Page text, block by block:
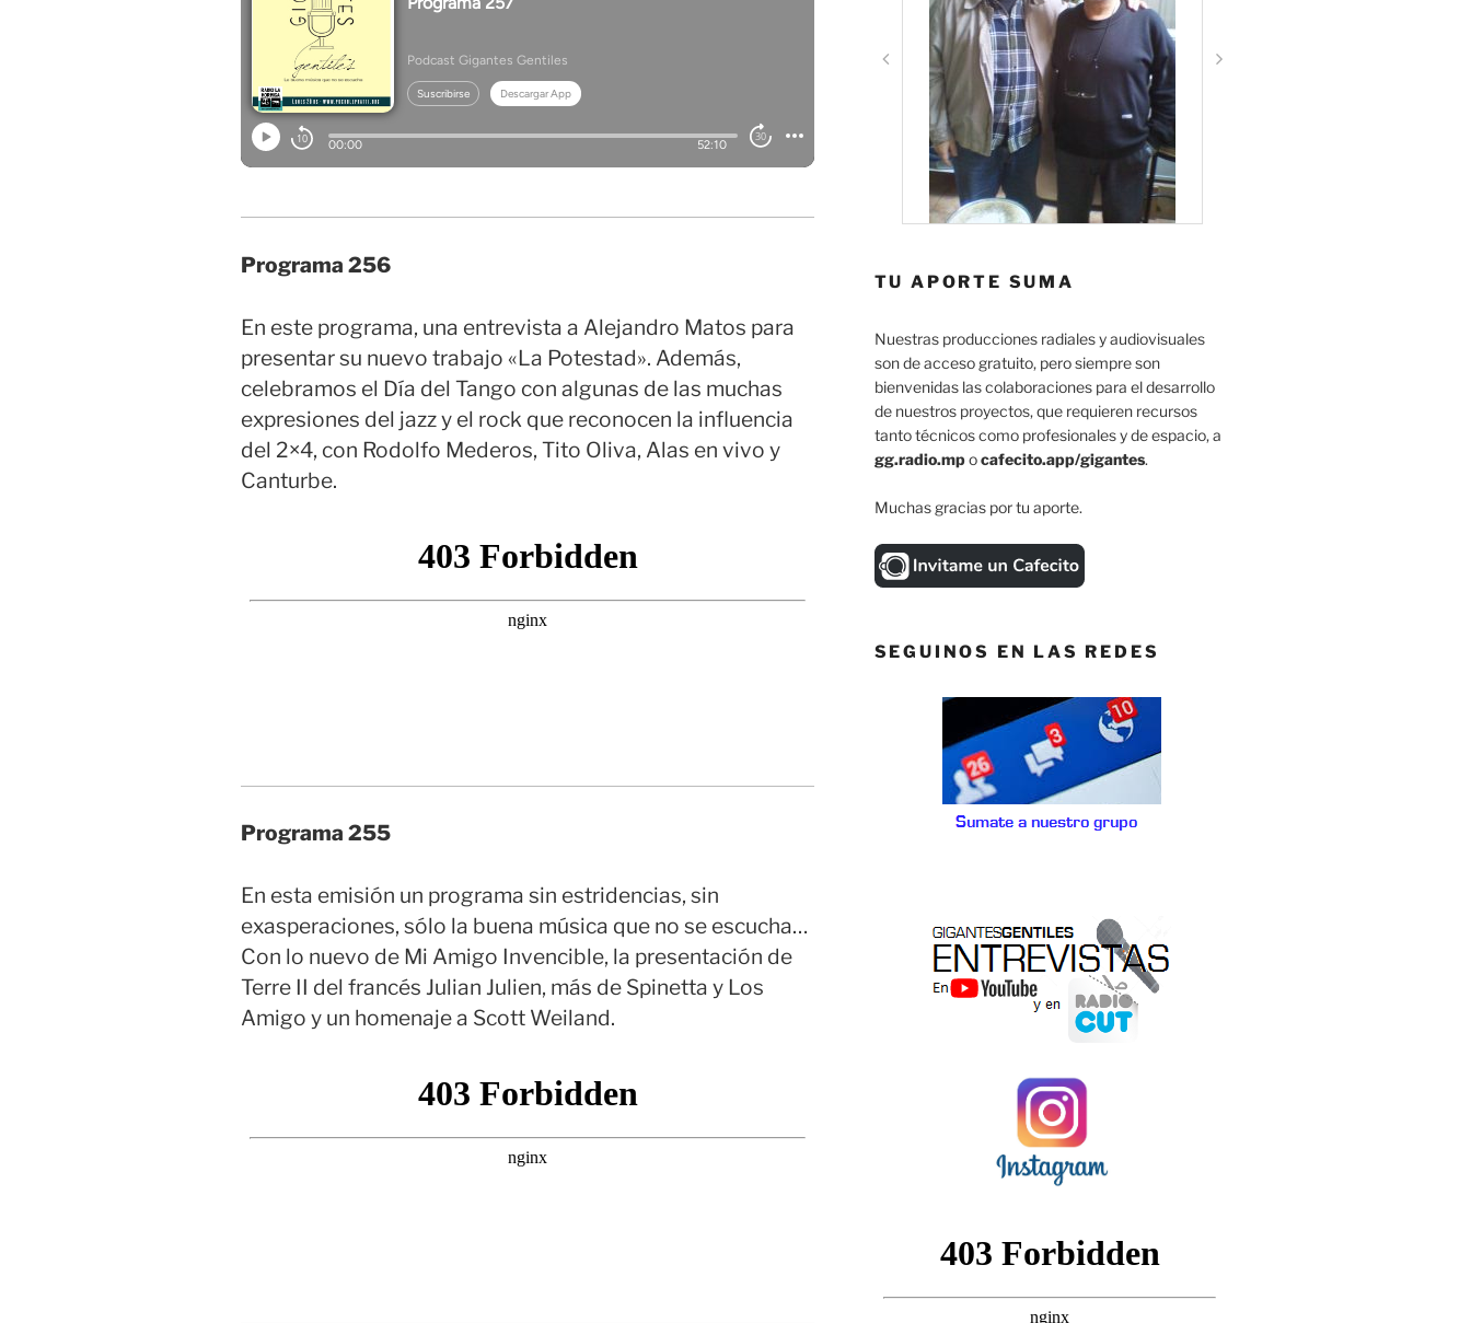
Programa 256
En este programa, una entrevista a Alejandro Matos para
presentar su nuevo trabajo «La Potestad». Además,
celebramos el Día del Tango con algunas de las muchas
expresiones del jazz y el rock que reconocen la influencia
del 2×4, con Rodolfo Mederos, Tito Oliva, Alas en vivo y
Canturbe.
Programa 255
En esta emisión un programa sin estridencias, sin
exasperaciones, sólo la buena música que no se escucha…
Con lo nuevo de Mi Amigo Invencible, la presentación de
Terre II del francés Julian Julien, más de Spinetta y Los
Amigo y un homenaje a Scott Weiland.
TU APORTE SUMA
Nuestras producciones radiales y audiovisuales
son de acceso gratuito, pero siempre son
bienvenidas las colaboraciones para el desarrollo
de nuestros proyectos, que requieren recursos
tanto técnicos como profesionales y de espacio, a
gg.radio.mpocafecito.app/gigantes.
Muchas gracias por tu aporte.
SEGUINOS EN LAS REDES